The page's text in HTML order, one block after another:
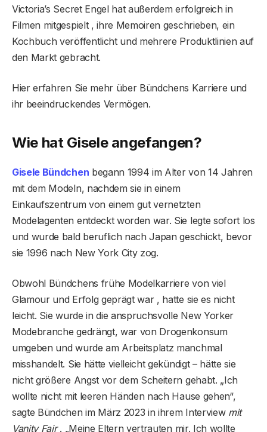
Victoria’s Secret Engel hat außerdem erfolgreich in
Filmen mitgespielt , ihre Memoiren geschrieben, ein
Kochbuch veröffentlicht und mehrere Produktlinien auf
den Markt gebracht.
Hier erfahren Sie mehr über Bündchens Karriere und
ihr beeindruckendes Vermögen.
Wie hat Gisele angefangen?
Gisele Bündchen begann 1994 im Alter von 14 Jahren
mit dem Modeln, nachdem sie in einem
Einkaufszentrum von einem gut vernetzten
Modelagenten entdeckt worden war. Sie legte sofort los
und wurde bald beruflich nach Japan geschickt, bevor
sie 1996 nach New York City zog.
Obwohl Bündchens frühe Modelkarriere von viel
Glamour und Erfolg geprägt war , hatte sie es nicht
leicht. Sie wurde in die anspruchsvolle New Yorker
Modebranche gedrängt, war von Drogenkonsum
umgeben und wurde am Arbeitsplatz manchmal
misshandelt. Sie hätte vielleicht gekündigt – hätte sie
nicht größere Angst vor dem Scheitern gehabt. „Ich
wollte nicht mit leeren Händen nach Hause gehen“,
sagte Bündchen im März 2023 in ihrem Interview mit
Vanity Fair. „Meine Eltern vertrauten mir. Ich wollte